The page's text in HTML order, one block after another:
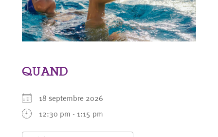
QUAND
18 septembre 2026
12:30 pm - 1:15 pm